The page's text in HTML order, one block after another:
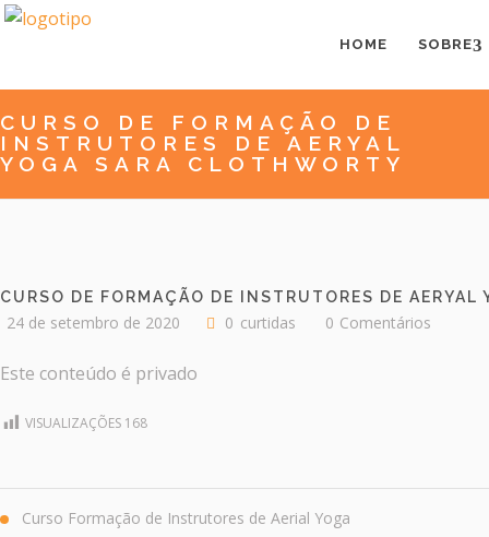
HOME SOBRE
CURSO DE FORMAÇÃO DE
INSTRUTORES DE AERYAL
YOGA SARA CLOTHWORTY
CURSO DE FORMAÇÃO DE INSTRUTORES DE AERYAL
24 de setembro de 2020 0 curtidas 0 Comentários
Este conteúdo é privado
VISUALIZAÇÕES 168
Curso Formação de Instrutores de Aerial Yoga